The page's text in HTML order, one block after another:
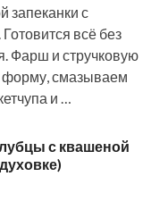
запеканки с
всё без
Фарш и стручковую
смазываем
и …
с квашеной